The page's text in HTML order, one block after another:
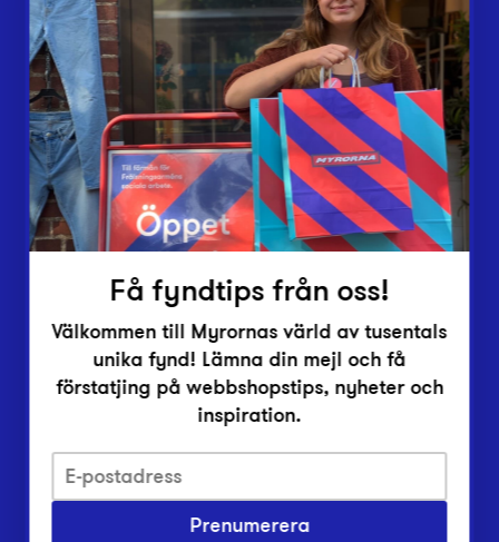
Butiker
Lämna in
Vårt överskott
Inlämningsplatser
Om Myrorna
Lediga jobb
Pressrum
Integritetsskyddspolicy
Har du frågor om onlineköp, leverans eller retur?
Få fyndtips från oss!
Välkommen till Myrornas värld av tusentals
unika fynd! Lämna din mejl och få
förstatjing på webbshopstips, nyheter och
inspiration.
Prenumerera